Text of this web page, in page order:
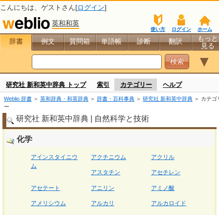
こんにちは、 ゲスト さん[ログイン]
英和和英
ホーム
ログイン
使い方
辞書 例文 質問箱 単語帳 診断 翻訳
もっと
見る
▼
研究社 新和英中辞典 トップ 索引 カテゴリー ヘルプ
Weblio 辞書 ＞ 英和辞典・和英辞典 ＞ 辞書・百科事典 ＞ 研究社 新和英中辞典 ＞ カテゴ
ー
研究社 新和英中辞典 | 自然科学と技術
化学
アインスタイニウ
ム
アクチニウム アクリル
アスタチン アセチレン
アセテート アニリン アミノ酸
アメリシウム アルカリ アルカロイド